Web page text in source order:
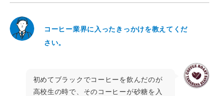
コーヒー業界に入ったきっかけを教えてくだ
さい。
初めてブラックでコーヒーを飲んだのが
高校生の時で、そのコーヒーが砂糖を入